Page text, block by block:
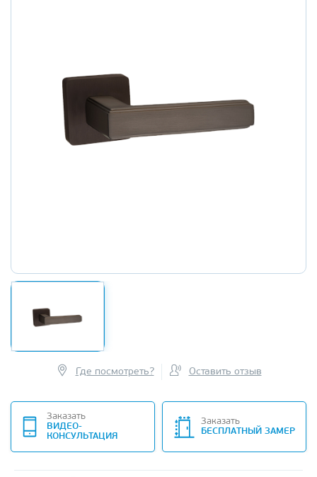
Где посмотреть? Оставить отзыв
Заказать
ВИДЕО-
КОНСУЛЬТАЦИЯ
Заказать
БЕСПЛАТНЫЙ ЗАМЕР